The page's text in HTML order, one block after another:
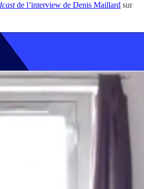
de l’interview de Denis Maillard sur